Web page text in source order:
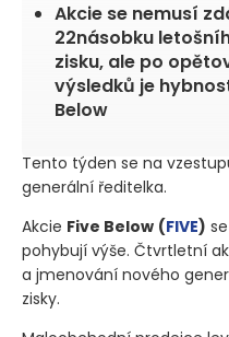
Akcie se nemusí
22násobku
zisku, ale po
výsledků je
Below
Tento týden se na
generální ředitelka.
Akcie Five Below (FIVE)
pohybují výše. Čtvrtletní
a jmenování nového
zisky.